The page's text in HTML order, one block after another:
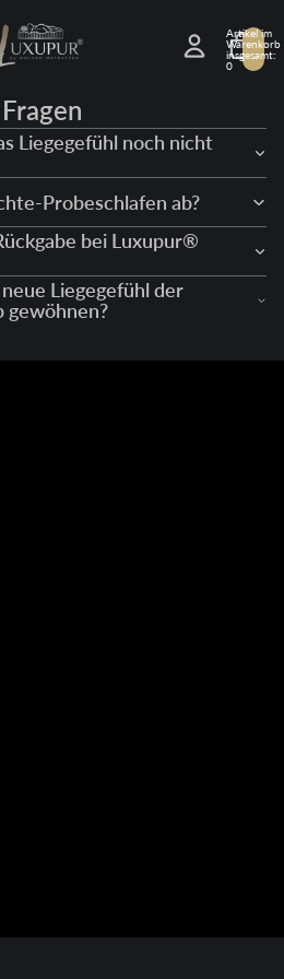
Artikel im
Warenkorb
insgesamt:
0
Liegegefühl noch nicht
Probeschlafen ab?
bei Luxupur®
Liegegefühl der